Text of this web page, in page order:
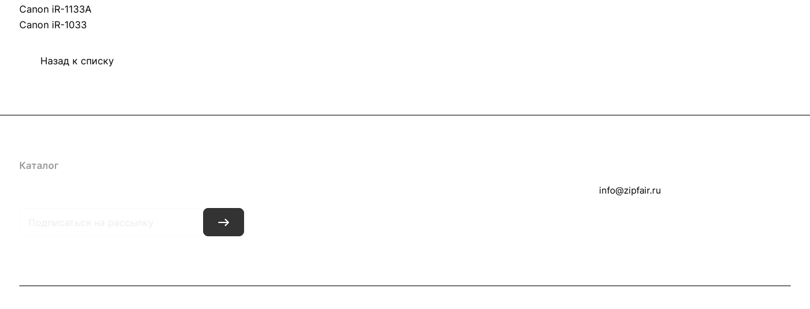
Canon iR-1133A
Canon iR-1033
Назад к списку
Каталог
info@zipfair.ru